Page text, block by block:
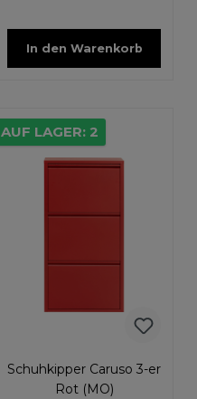
In den Warenkorb
AUF LAGER: 2
Schuhkipper Caruso 3-er
Rot (MO)